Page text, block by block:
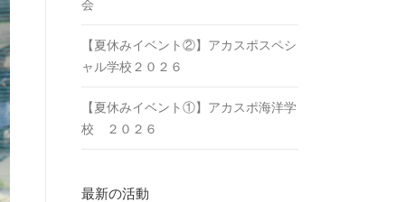
会
【夏休みイベント②】アカスポスペシ
ャル学校２０２６
【夏休みイベント①】アカスポ海洋学
校 ２０２６
最新の活動